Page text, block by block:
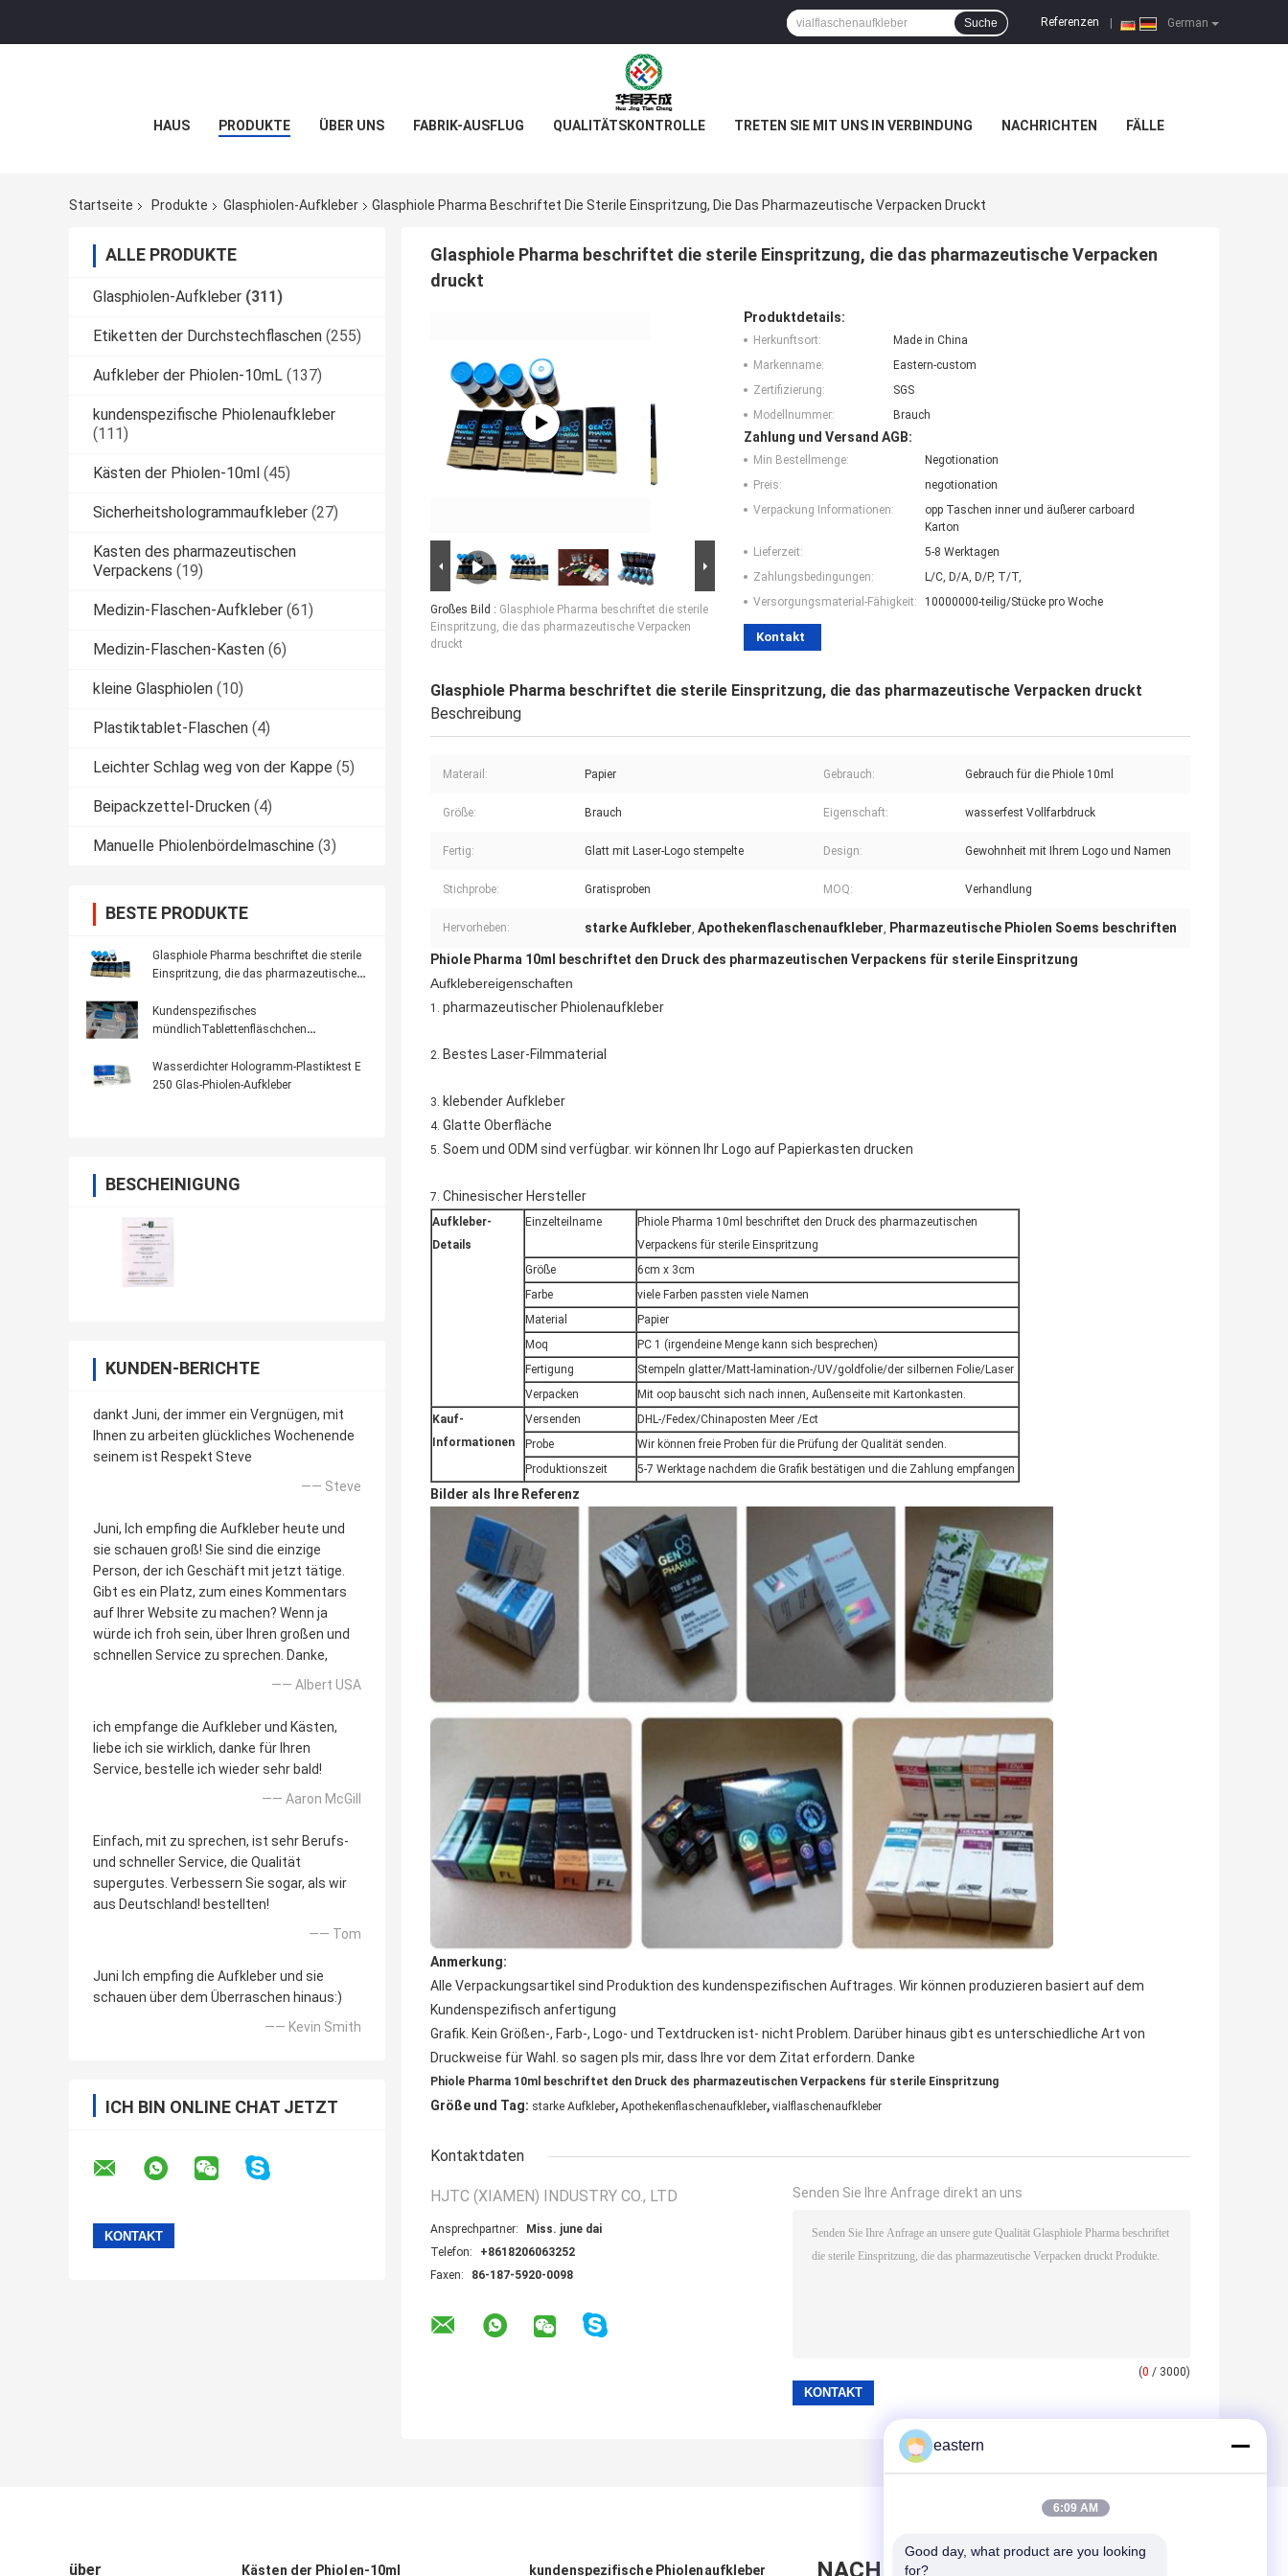
German
Referenzen
Suche
HAUS PRODUKTE ÜBER UNS FABRIK-AUSFLUG QUALITÄTSKONTROLLE TRETEN SIE MIT UNS IN VERBINDUNG NACHRICHTEN FÄLLE
Startseite Produkte Glasphiolen-Aufkleber Glasphiole Pharma Beschriftet Die Sterile Einspritzung, Die Das Pharmazeutische Verpacken Druckt
ALLE PRODUKTE
Glasphiolen-Aufkleber (311)
Etiketten der Durchstechflaschen (255)
Aufkleber der Phiolen-10mL (137)
kundenspezifische Phiolenaufkleber
(111)
Kästen der Phiolen-10ml (45)
Sicherheitshologrammaufkleber (27)
Kasten des pharmazeutischen
Verpackens (19)
Medizin-Flaschen-Aufkleber (61)
Medizin-Flaschen-Kasten (6)
kleine Glasphiolen (10)
Plastiktablet-Flaschen (4)
Leichter Schlag weg von der Kappe (5)
Beipackzettel-Drucken (4)
Manuelle Phiolenbördelmaschine (3)
BESTE PRODUKTE
Glasphiole Pharma beschriftet die sterile
Einspritzung, die das pharmazeutische
Kundenspezifisches
mündlichTablettenfläschchen
32mm anti- gefälschtes Drucken
Wasserdichter Hologramm-Plastiktest E
250 Glas-Phiolen-Aufkleber
BESCHEINIGUNG
KUNDEN-BERICHTE
dankt Juni, der immer ein Vergnügen, mit
Ihnen zu arbeiten glückliches Wochenende
seinem ist Respekt Steve
—— Steve
Juni, Ich empfing die Aufkleber heute und
sie schauen groß! Sie sind die einzige
Person, der ich Geschäft mit jetzt tätige.
Gibt es ein Platz, zum eines Kommentars
auf Ihrer Website zu machen? Wenn ja
würde ich froh sein, über Ihren großen und
schnellen Service zu sprechen. Danke,
—— Albert USA
ich empfange die Aufkleber und Kästen,
liebe ich sie wirklich, danke für Ihren
Service, bestelle ich wieder sehr bald!
—— Aaron McGill
Einfach, mit zu sprechen, ist sehr Berufs-
und schneller Service, die Qualität
supergutes. Verbessern Sie sogar, als wir
aus Deutschland! bestellten!
—— Tom
Juni Ich empfing die Aufkleber und sie
schauen über dem Überraschen hinaus:)
—— Kevin Smith
ICH BIN ONLINE CHAT JETZT
Glasphiole Pharma beschriftet die sterile Einspritzung, die das pharmazeutische Verpacken
druckt
Großes Bild : Glasphiole Pharma beschriftet die sterile
Einspritzung, die das pharmazeutische Verpacken
druckt
Produktdetails:
Herkunftsort:
Made in China
Markenname:
Eastern-custom
Zertifizierung:
SGS
Modellnummer:
Brauch
Zahlung und Versand AGB:
Min Bestellmenge:
Negotionation
Preis:
negotionation
Verpackung Informationen:
opp Taschen inner und äußerer carboard
Karton
Lieferzeit:
5-8 Werktagen
Zahlungsbedingungen:
L/C, D/A, D/P, T/T,
Versorgungsmaterial-Fähigkeit:
10000000-teilig/Stücke pro Woche
Kontakt
Glasphiole Pharma beschriftet die sterile Einspritzung, die das pharmazeutische Verpacken druckt
Beschreibung
Materail: Papier Gebrauch: Gebrauch für die Phiole 10ml
Größe: Brauch Eigenschaft: wasserfest Vollfarbdruck
Fertig: Glatt mit Laser-Logo stempelte Design: Gewohnheit mit Ihrem Logo und Namen
Stichprobe: Gratisproben MOQ: Verhandlung
Hervorheben: starke Aufkleber, Apothekenflaschenaufkleber, Pharmazeutische Phiolen Soems beschriften
Phiole Pharma 10ml beschriftet den Druck des pharmazeutischen Verpackens für sterile Einspritzung
Aufklebereigenschaften
1. pharmazeutischer Phiolenaufkleber
2. Bestes Laser-Filmmaterial
3. klebender Aufkleber
4. Glatte Oberfläche
5. Soem und ODM sind verfügbar. wir können Ihr Logo auf Papierkasten drucken
7. Chinesischer Hersteller
Aufkleber-
Details
Einzelteilname
Phiole Pharma 10ml beschriftet den Druck des pharmazeutischen
Verpackens für sterile Einspritzung
Größe
6cm x 3cm
Farbe
viele Farben passten viele Namen
Material
Papier
Moq
PC 1 (irgendeine Menge kann sich besprechen)
Fertigung
Stempeln glatter/Matt-lamination-/UV/goldfolie/der silbernen Folie/Laser
Verpacken
Mit oop bauscht sich nach innen, Außenseite mit Kartonkasten.
Kauf-
Informationen
Versenden
DHL-/Fedex/Chinaposten Meer /Ect
Probe
Wir können freie Proben für die Prüfung der Qualität senden.
Produktionszeit
5-7 Werktage nachdem die Grafik bestätigen und die Zahlung empfangen
Bilder als Ihre Referenz
Anmerkung:
Alle Verpackungsartikel sind Produktion des kundenspezifischen Auftrages. Wir können produzieren basiert auf dem
Kundenspezifisch anfertigung
Grafik. Kein Größen-, Farb-, Logo- und Textdrucken ist- nicht Problem. Darüber hinaus gibt es unterschiedliche Art von
Druckweise für Wahl. so sagen pls mir, dass Ihre vor dem Zitat erfordern. Danke
Phiole Pharma 10ml beschriftet den Druck des pharmazeutischen Verpackens für sterile Einspritzung
Größe und Tag: starke Aufkleber, Apothekenflaschenaufkleber, vialflaschenaufkleber
Kontaktdaten
HJTC (XIAMEN) INDUSTRY CO., LTD
Ansprechpartner:
Miss. june dai
Telefon:
+8618206063252
Faxen:
86-187-5920-0098
Senden Sie Ihre Anfrage direkt an uns
(0 / 3000)
über Kästen der Phiolen-10ml kundenspezifische Phiolenaufkleber NACHRICHT HINTERLASSEN
eastern
6:09 AM
Good day, what product are you looking
for?